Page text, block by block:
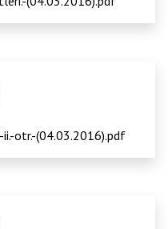
otr.-(04.03.2016).pdf